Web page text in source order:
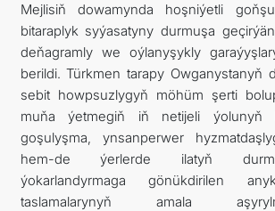
Mejlisiň dowamynda hoşniýetli
bitaraplyk syýasatyny durmuşa
deňagramly we oýlanyşykly
berildi. Türkmen tarapy Owganystanyň
sebit howpsuzlygyň möhüm şerti
muňa ýetmegiň iň netijeli ýolunyň
goşulyşma, ynsanperwer
hem-de ýerlerde ilatyň
ýokarlandyrmaga gönükdirilen
taslamalarynyň amala